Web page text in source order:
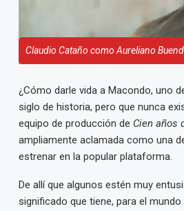
Claudio Cataño como Aureliano
¿Cómo darle vida a Macondo, uno
siglo de historia, pero que nunca
equipo de producción de Cien años
ampliamente aclamada como una
estrenar en la popular plataforma.
De allí que algunos estén muy
significado que tiene, para el